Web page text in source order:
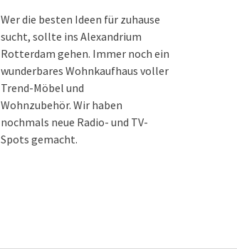
Wer die besten Ideen für zuhause
sucht, sollte ins Alexandrium
Rotterdam gehen. Immer noch ein
wunderbares Wohnkaufhaus voller
Trend-Möbel und
Wohnzubehör. Wir haben
nochmals neue Radio- und TV-
Spots gemacht.